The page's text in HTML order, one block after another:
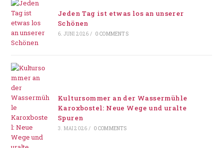
Jeden Tag ist etwas los an unserer
Schönen
6. JUNI 2026 / 0 COMMENTS
Kultursommer an der Wassermühle
Karoxbostel: Neue Wege und uralte
Spuren
3. MAI 2026 / 0 COMMENTS